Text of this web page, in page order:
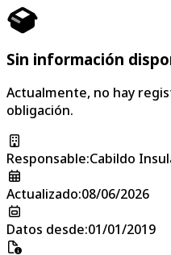
Sin información
Actualmente, no hay
obligación.
Responsable:Cabildo
Actualizado:08/06/2026
Datos desde:01/01/2019